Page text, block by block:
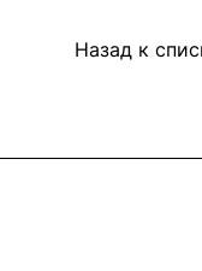
Назад к